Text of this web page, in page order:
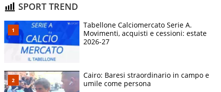
SPORT TREND
Tabellone Calciomercato Serie A.
Movimenti, acquisti e cessioni: estate
2026-27
Cairo: Baresi straordinario in campo e
umile come persona